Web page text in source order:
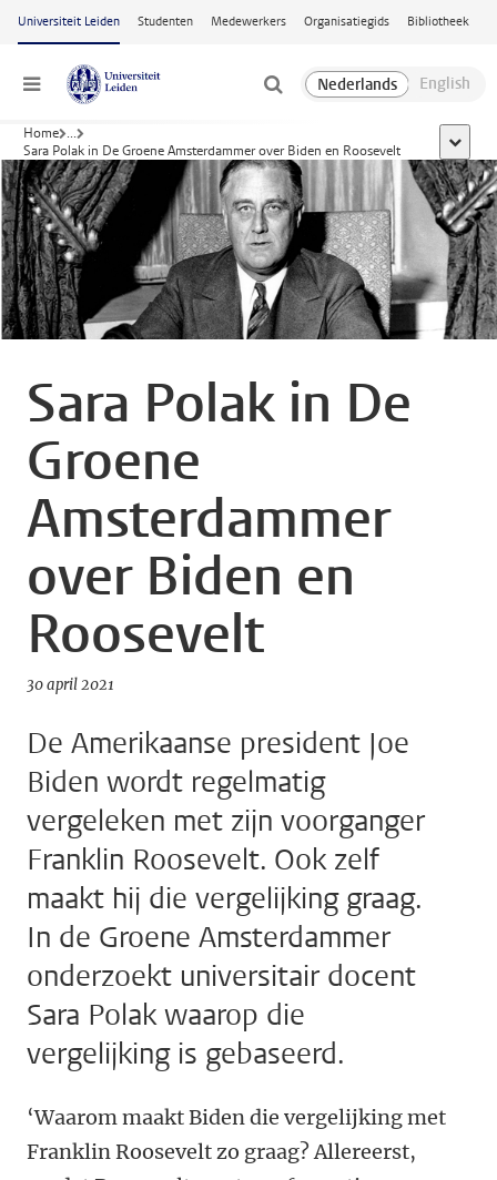
Ga naar hoofdinhoud
Universiteit Leiden Studenten Medewerkers Organisatiegids Bibliotheek
Menu
Home ...
Sara Polak in De Groene Amsterdammer over Biden en Roosevelt
toon
Sara Polak in De
Groene
Amsterdammer
over Biden en
Roosevelt
30 april 2021
De Amerikaanse president Joe
Biden wordt regelmatig
vergeleken met zijn voorganger
Franklin Roosevelt. Ook zelf
maakt hij die vergelijking graag.
In de Groene Amsterdammer
onderzoekt universitair docent
Sara Polak waarop die
vergelijking is gebaseerd.
‘Waarom maakt Biden die vergelijking met
Franklin Roosevelt zo graag? Allereerst,